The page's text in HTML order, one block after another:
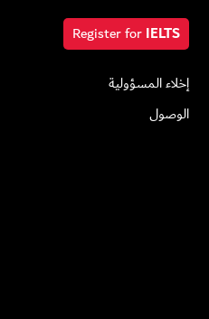
Register forIELTS
إخلاء المسؤولية
الوصول